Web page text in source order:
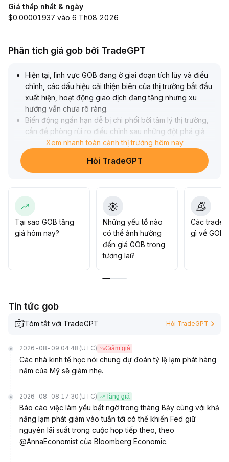
Giá thấp nhất & ngày
$0.00001937 vào 6 Th08 2026
Phân tích giá gob bởi TradeGPT
Hiện tại, lĩnh vực GOB đang ở giai đoạn tích lũy và điều
chỉnh, các dấu hiệu cải thiện biên của thị trường bắt đầu
xuất hiện, hoạt động giao dịch đang tăng nhưng xu
hướng vẫn chưa rõ ràng.
Biến động ngắn hạn dễ bị chi phối bởi tâm lý thị trường,
cần đề phòng rủi ro điều chỉnh sau những đột phá giả
gần vùng kháng cự quan trọng
Đề xuất nhà đầu tư theo dõi sát biến động khối lượng
giao dịch kết hợp dữ liệu on-chain, chỉ nên gia tăng vị
rệt
Giai đoạn hiện tại nên giữ vị thế thấp, quan sát, và bố trí
chiến lược khi giá duy trì trên vùng hỗ trợ quan trọng (ví
dụ: X .
Xem nhanh toàn cảnh thị trường hôm nay
Hỏi TradeGPT
Tại sao GOB tăng
giá hôm nay?
Những yếu tố nào
có thể ảnh hưởng
đến giá GOB trong
tương lai?
Các trader
gì về GOB?
Tin tức gob
Tóm tắt với TradeGPT Hỏi TradeGPT
2026-08-09 04:48 (UTC) Giảm giá
Các nhà kinh tế học nói chung dự đoán tỷ lệ lạm phát hàng
năm của Mỹ sẽ giảm nhẹ.
2026-08-08 17:30 (UTC) Tăng giá
Báo cáo việc làm yếu bất ngờ trong tháng Bảy cùng với khả
năng lạm phát giảm vào tuần tới có thể khiến Fed giữ
nguyên lãi suất trong cuộc họp tiếp theo, theo
@AnnaEconomist của Bloomberg Economic.